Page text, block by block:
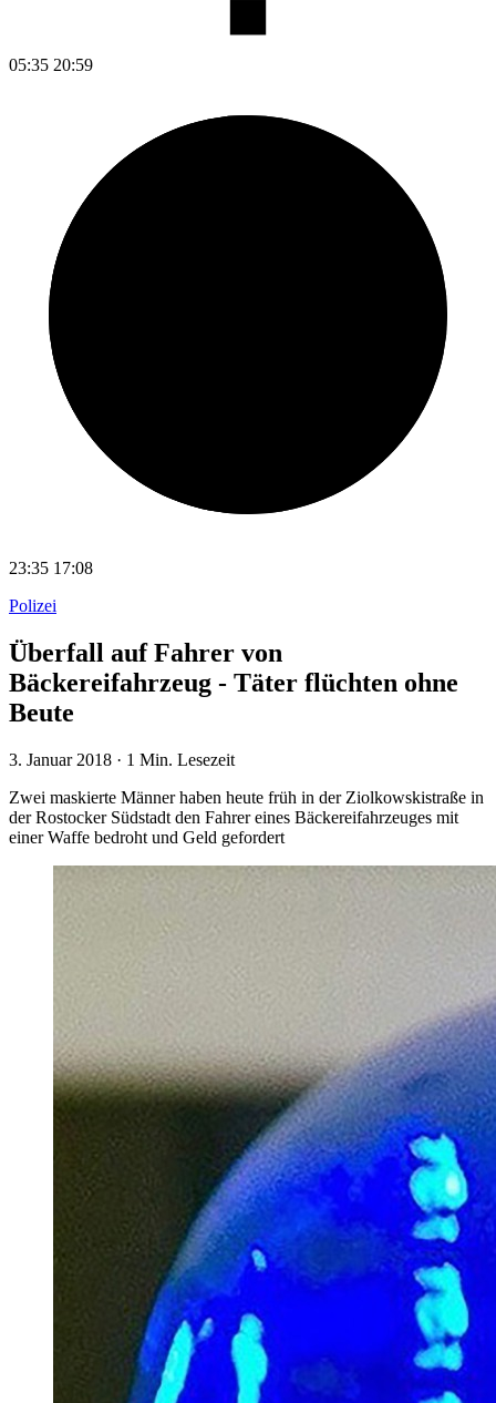
05:35 20:59
23:35 17:08
Polizei
Überfall auf Fahrer von
Bäckereifahrzeug - Täter flüchten ohne
Beute
3. Januar 2018 · 1 Min. Lesezeit
Zwei maskierte Männer haben heute früh in der Ziolkowskistraße in
der Rostocker Südstadt den Fahrer eines Bäckereifahrzeuges mit
einer Waffe bedroht und Geld gefordert